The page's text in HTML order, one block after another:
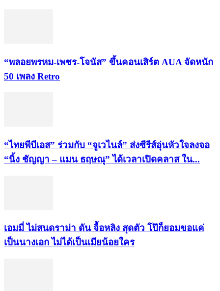
“พลอยพรหม-เพชร-โจนัส” ขึ้นคอนเสิร์ต AUA จัดหนัก
50 เพลง Retro
“ไทยพีบีเอส” ร่วมกับ “จูเวไนล์” ส่งซีรีส์อุ่นหัวใจลงจอ
“นิ้ง ชัญญา – แมน ธฤษณุ” ได้เวลาเปิดคลาส ใน...
เอมมี่ ไม่สนดราม่า ดัน จื้อหลิง สุดตัว โป๊ก็ยอมขอแค่
เป็นนางเอก ไม่ได้เป็นเมียน้อยใคร